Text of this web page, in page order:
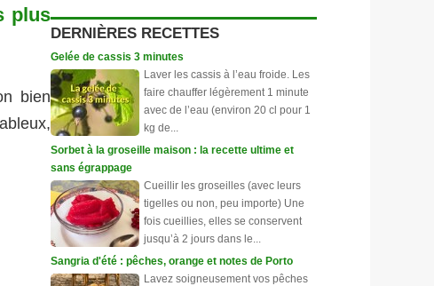
plus
bien
DERNIÈRES RECETTES
Gelée de cassis 3 minutes
Laver les cassis à l’eau froide. Les
faire chauffer légèrement 1 minute
avec de l’eau (environ 20 cl pour 1
kg de...
Sorbet à la groseille maison : la recette ultime et
sans égrappage
Cueillir les groseilles (avec leurs
tigelles ou non, peu importe) Une
fois cueillies, elles se conservent
jusqu’à 2 jours dans le...
Sangria d'été : pêches, orange et notes de Porto
Lavez soigneusement vos pêches